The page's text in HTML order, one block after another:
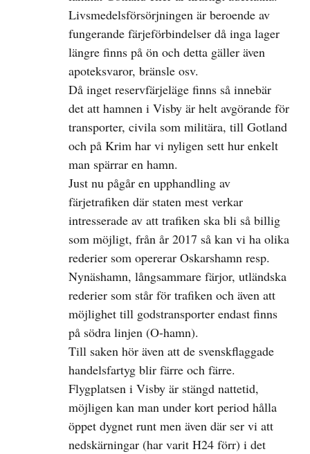
Livsmedelsförsörjningen är beroende av
fungerande färjeförbindelser då inga lager
längre finns på ön och detta gäller även
apoteksvaror, bränsle osv.
Då inget reservfärjeläge finns så innebär
det att hamnen i Visby är helt avgörande för
transporter, civila som militära, till Gotland
och på Krim har vi nyligen sett hur enkelt
man spärrar en hamn.
Just nu pågår en upphandling av
färjetrafiken där staten mest verkar
intresserade av att trafiken ska bli så billig
som möjligt, från år 2017 så kan vi ha olika
rederier som opererar Oskarshamn resp.
Nynäshamn, långsammare färjor, utländska
rederier som står för trafiken och även att
möjlighet till godstransporter endast finns
på södra linjen (O-hamn).
Till saken hör även att de svenskflaggade
handelsfartyg blir färre och färre.
Flygplatsen i Visby är stängd nattetid,
möjligen kan man under kort period hålla
öppet dygnet runt men även där ser vi att
nedskärningar (har varit H24 förr) i det